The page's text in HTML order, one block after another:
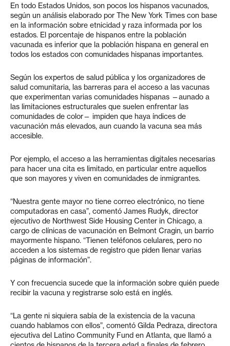
En todo Estados Unidos, son pocos los hispanos vacunados,
según un análisis elaborado por The New York Times con base
en la información sobre etnicidad y raza informada por los
estados. El porcentaje de hispanos entre la población
vacunada es inferior que la población hispana en general en
todos los estados con comunidades hispanas importantes.
Según los expertos de salud pública y los organizadores de
salud comunitaria, las barreras para el acceso a las vacunas
que experimentan varias comunidades hispanas —aunado a
las limitaciones estructurales que suelen enfrentar las
comunidades de color— impiden que haya índices de
vacunación más elevados, aun cuando la vacuna sea más
accesible.
Por ejemplo, el acceso a las herramientas digitales necesarias
para hacer una cita es limitado, en particular entre aquellos
que son mayores y viven en comunidades de inmigrantes.
“Nuestra gente mayor no tiene correo electrónico, no tiene
computadoras en casa”, comentó James Rudyk, director
ejecutivo de Northwest Side Housing Center in Chicago, a
cargo de clínicas de vacunación en Belmont Cragin, un barrio
mayormente hispano. “Tienen teléfonos celulares, pero no
acceden a los sistemas de registro que piden llenar varias
páginas de información”.
Y con frecuencia sucede que la información sobre quién puede
recibir la vacuna y registrarse solo está en inglés.
“La gente ni siquiera sabía de la existencia de la vacuna
cuando hablamos con ellos”, comentó Gilda Pedraza, directora
ejecutiva del Latino Community Fund en Atlanta, que llamó a